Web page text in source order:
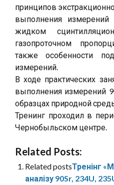
принципов
выполнения измерений
жидком
газопроточном
также особенности
измерений.
В ходе практических
выполнения измерений
образцах природной
Тренинг проходил в
Чернобыльском центре.
Related Posts:
Related postsТренінг
аналізу 90Sr, 234U,